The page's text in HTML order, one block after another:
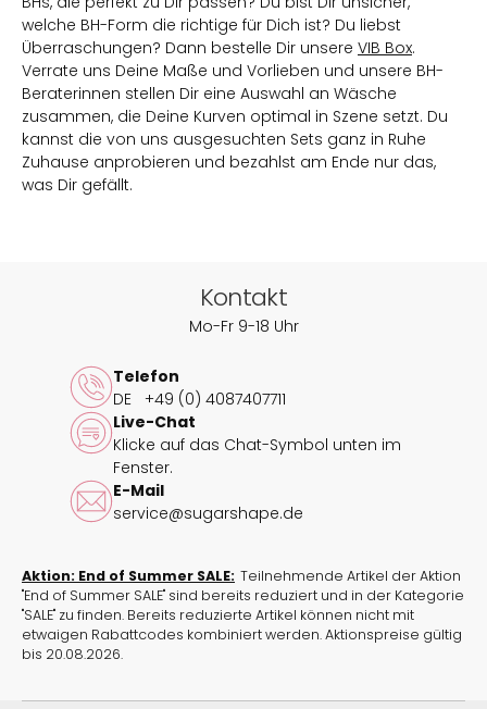
welche BH-Form die richtige für Dich ist? Du liebst
Überraschungen? Dann bestelle Dir unsere VIB Box.
Verrate uns Deine Maße und Vorlieben und unsere BH-
Beraterinnen stellen Dir eine Auswahl an Wäsche
zusammen, die Deine Kurven optimal in Szene setzt. Du
kannst die von uns ausgesuchten Sets ganz in Ruhe
Zuhause anprobieren und bezahlst am Ende nur das,
was Dir gefällt.
Kontakt
Mo-Fr 9-18 Uhr
Telefon
DE
+49 (0) 4087407711
Live-Chat
Klicke auf das Chat-Symbol unten im
Fenster.
E-Mail
service@sugarshape.de
Aktion: End of Summer SALE: Teilnehmende Artikel der Aktion
"End of Summer SALE" sind bereits reduziert und in der Kategorie
"SALE" zu finden. Bereits reduzierte Artikel können nicht mit
etwaigen Rabattcodes kombiniert werden. Aktionspreise gültig
bis 20.08.2026.